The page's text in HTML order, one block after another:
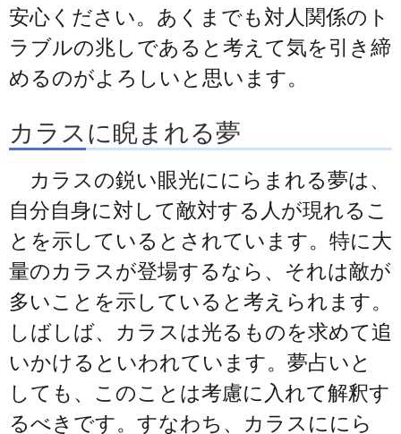
安心ください。あくまでも対人関係のト
ラブルの兆しであると考えて気を引き締
めるのがよろしいと思います。
カラスに睨まれる夢
カラスの鋭い眼光ににらまれる夢は、
自分自身に対して敵対する人が現れるこ
とを示しているとされています。特に大
量のカラスが登場するなら、それは敵が
多いことを示していると考えられます。
しばしば、カラスは光るものを求めて追
いかけるといわれています。夢占いと
しても、このことは考慮に入れて解釈す
るべきです。すなわち、カラスににら